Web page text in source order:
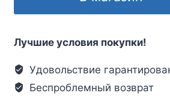
Лучшие условия покупки!
Удовольствие
Беспроблемный возврат